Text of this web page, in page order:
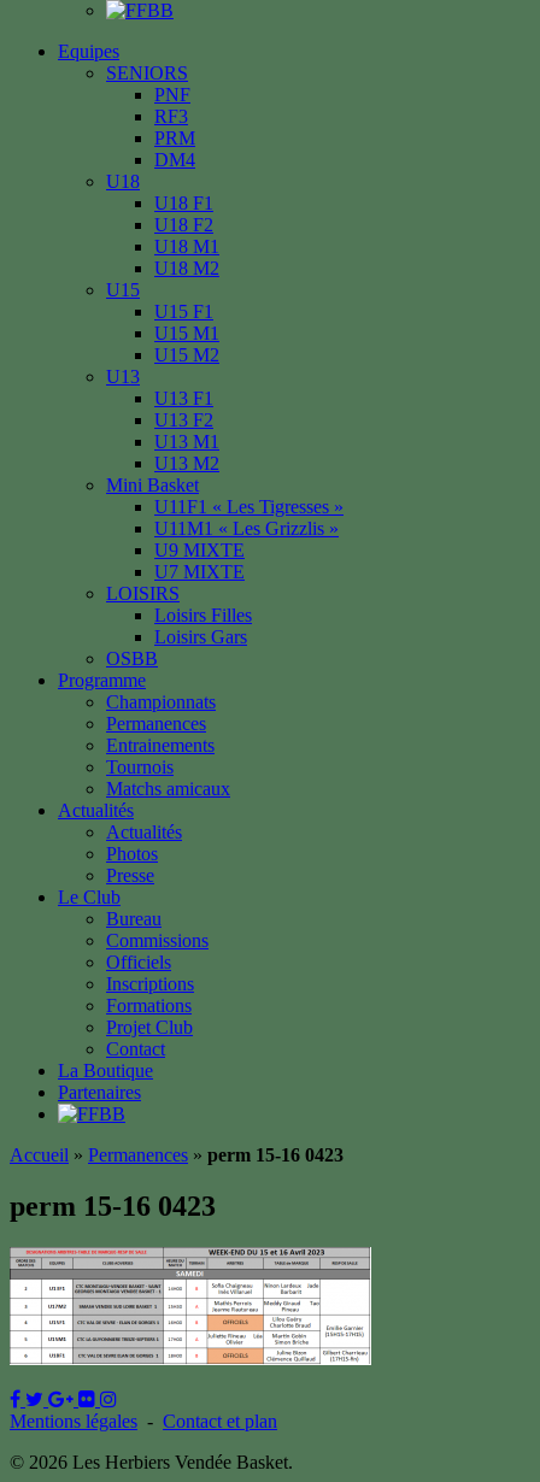
Equipes
SENIORS
PNF
RF3
PRM
DM4
U18
U18 F1
U18 F2
U18 M1
U18 M2
U15
U15 F1
U15 M1
U15 M2
U13
U13 F1
U13 F2
U13 M1
U13 M2
Mini Basket
U11F1 « Les Tigresses »
U11M1 « Les Grizzlis »
U9 MIXTE
U7 MIXTE
LOISIRS
Loisirs Filles
Loisirs Gars
OSBB
Programme
Championnats
Permanences
Entrainements
Tournois
Matchs amicaux
Actualités
Actualités
Photos
Presse
Le Club
Bureau
Commissions
Officiels
Inscriptions
Formations
Projet Club
Contact
La Boutique
Partenaires
Accueil » Permanences » perm 15-16 0423
perm 15-16 0423
Mentions légales - Contact et plan
© 2026 Les Herbiers Vendée Basket.